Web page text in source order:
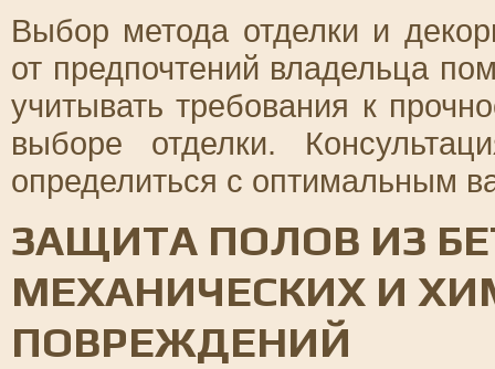
Выбор метода отделки и
от предпочтений владельца
учитывать требования к
выборе отделки.
определиться с оптимальным
ЗАЩИТА ПОЛОВ ИЗ
МЕХАНИЧЕСКИХ И
ПОВРЕЖДЕНИЙ